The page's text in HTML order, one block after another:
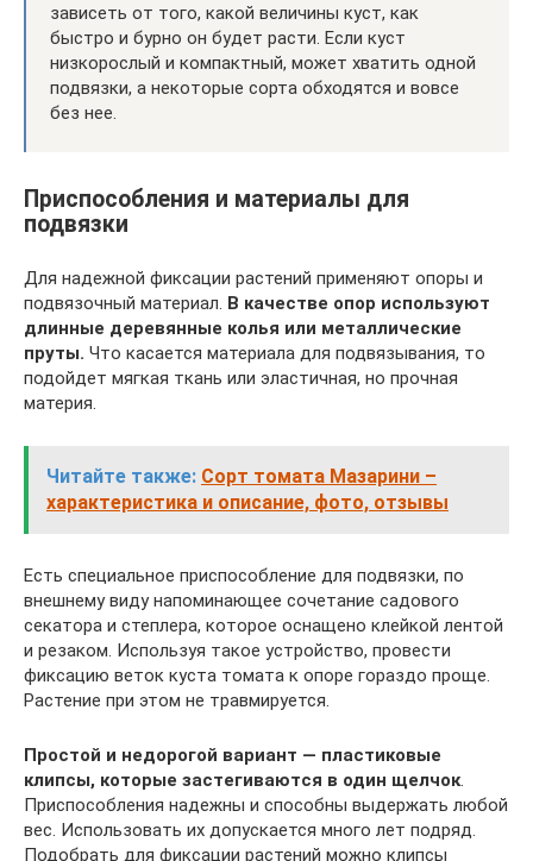
зависеть от того, какой величины куст, как
быстро и бурно он будет расти. Если куст
низкорослый и компактный, может хватить одной
подвязки, а некоторые сорта обходятся и вовсе
без нее.
Приспособления и материалы для
подвязки
Для надежной фиксации растений применяют опоры и
подвязочный материал. В качестве опор используют
длинные деревянные колья или металлические
пруты. Что касается материала для подвязывания, то
подойдет мягкая ткань или эластичная, но прочная
материя.
Читайте также: Сорт томата Мазарини –
характеристика и описание, фото, отзывы
Есть специальное приспособление для подвязки, по
внешнему виду напоминающее сочетание садового
секатора и степлера, которое оснащено клейкой лентой
и резаком. Используя такое устройство, провести
фиксацию веток куста томата к опоре гораздо проще.
Растение при этом не травмируется.
Простой и недорогой вариант — пластиковые
клипсы, которые застегиваются в один щелчок.
Приспособления надежны и способны выдержать любой
вес. Использовать их допускается много лет подряд.
Подобрать для фиксации растений можно клипсы